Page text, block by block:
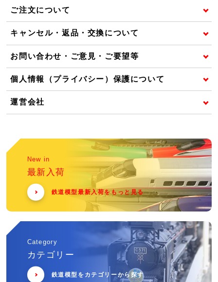
ご注文について
キャンセル・返品・交換について
お問い合わせ・ご意見・ご要望等
個人情報（プライバシー）保護について
運営会社
New in
最新入荷
鉄道模型最新入荷をもっと見る
Category
カテゴリー
鉄道模型をカテゴリーから探す